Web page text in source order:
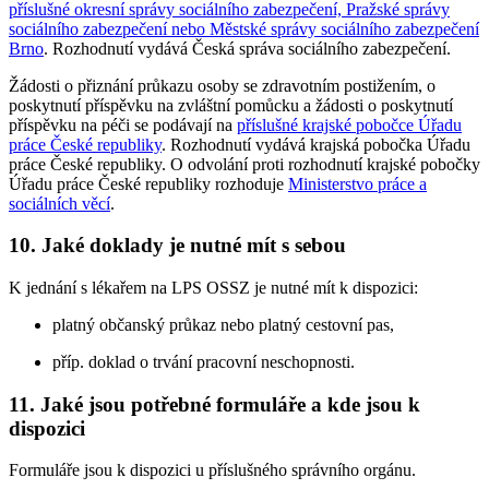
příslušné okresní správy sociálního zabezpečení, Pražské správy
sociálního zabezpečení nebo Městské správy sociálního zabezpečení
Brno. Rozhodnutí vydává Česká správa sociálního zabezpečení.
Žádosti o přiznání průkazu osoby se zdravotním postižením, o
poskytnutí příspěvku na zvláštní pomůcku a žádosti o poskytnutí
příspěvku na péči se podávají na příslušné krajské pobočce Úřadu
práce České republiky. Rozhodnutí vydává krajská pobočka Úřadu
práce České republiky. O odvolání proti rozhodnutí krajské pobočky
Úřadu práce České republiky rozhoduje Ministerstvo práce a
sociálních věcí.
10. Jaké doklady je nutné mít s sebou
K jednání s lékařem na LPS OSSZ je nutné mít k dispozici:
platný občanský průkaz nebo platný cestovní pas,
příp. doklad o trvání pracovní neschopnosti.
11. Jaké jsou potřebné formuláře a kde jsou k
dispozici
Formuláře jsou k dispozici u příslušného správního orgánu.